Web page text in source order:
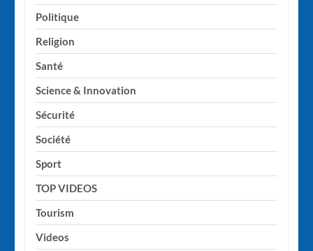
Politique
Religion
Santé
Science & Innovation
Sécurité
Société
Sport
TOP VIDEOS
Tourism
Videos